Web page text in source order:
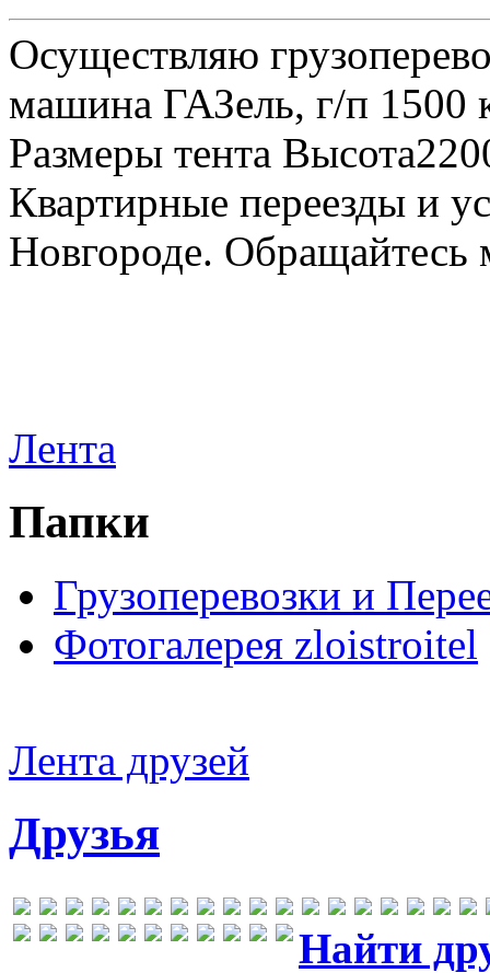
Осуществляю
машина ГАЗель, г/п 1500
Размеры тента
Квартирные переезды и
Новгороде.
Лента
Папки
Грузоперевозки и
Фотогалерея zloistroitel
Лента друзей
Друзья
Найти